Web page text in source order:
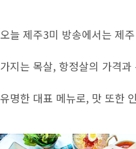
오늘 제주3미 방송에서는 제
가지는 목살, 항정살의 가격
유명한 대표 메뉴로, 맛 또한